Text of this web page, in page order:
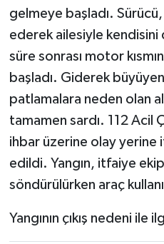
gelmeye başladı. Sürücü,
ederek ailesiyle kendisini
süre sonrası motor
başladı. Giderek
patlamalara neden olan
tamamen sardı. 112 Acil
ihbar üzerine olay yerine
edildi. Yangın, itfaiye
söndürülürken araç
Yangının çıkış nedeni